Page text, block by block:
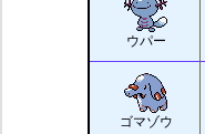
ウパー
ゴマゾウ